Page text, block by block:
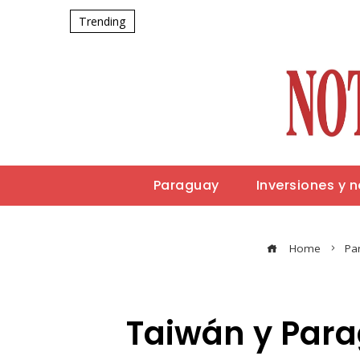
Trending
Paraguay Inversiones y
Home
Taiwán y